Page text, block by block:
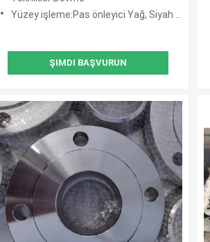
Yüzey işleme:Pas önleyici Yağ, Siyah Boya, Sarı Boya, Sıcak Daldırma Galvanizli
ŞIMDI BAŞVURUN